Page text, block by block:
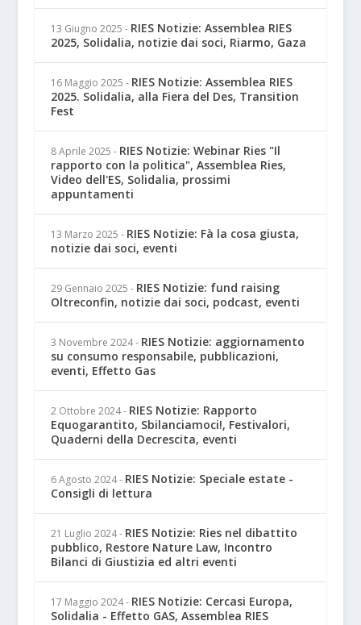
13 Giugno 2025 - RIES Notizie: Assemblea RIES
2025, Solidalia, notizie dai soci, Riarmo, Gaza
16 Maggio 2025 - RIES Notizie: Assemblea RIES
2025. Solidalia, alla Fiera del Des, Transition
Fest
8 Aprile 2025 - RIES Notizie: Webinar Ries "Il
rapporto con la politica", Assemblea Ries,
Video dell'ES, Solidalia, prossimi
appuntamenti
13 Marzo 2025 - RIES Notizie: Fà la cosa giusta,
notizie dai soci, eventi
29 Gennaio 2025 - RIES Notizie: fund raising
Oltreconfin, notizie dai soci, podcast, eventi
3 Novembre 2024 - RIES Notizie: aggiornamento
su consumo responsabile, pubblicazioni,
eventi, Effetto Gas
2 Ottobre 2024 - RIES Notizie: Rapporto
Equogarantito, Sbilanciamoci!, Festivalori,
Quaderni della Decrescita, eventi
6 Agosto 2024 - RIES Notizie: Speciale estate -
Consigli di lettura
21 Luglio 2024 - RIES Notizie: Ries nel dibattito
pubblico, Restore Nature Law, Incontro
Bilanci di Giustizia ed altri eventi
17 Maggio 2024 - RIES Notizie: Cercasi Europa,
Solidalia - Effetto GAS, Assemblea RIES